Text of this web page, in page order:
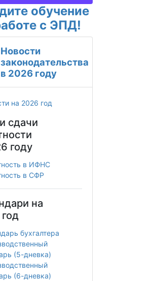
обучение
с ЭПД!
Новости
законодательства
в 2026 году
на 2026 год
сдачи
году
в ИФНС
в СФР
на
бухгалтера
(5-дневка)
(6-дневка)